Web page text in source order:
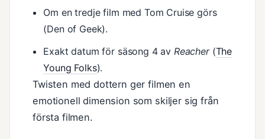
Om en tredje film med Tom Cruise görs
(Den of Geek).
Exakt datum för säsong 4 av Reacher(The
Young Folks).
Twisten med dottern ger filmen en
emotionell dimension som skiljer sig från
första filmen.